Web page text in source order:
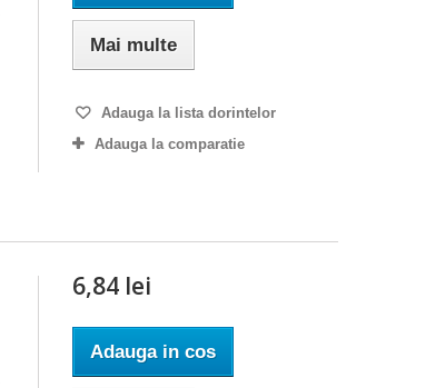
Mai multe
Adauga la lista dorintelor
Adauga la comparatie
6,84 lei
Adauga in cos